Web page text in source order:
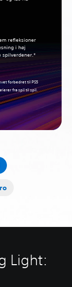
refleksioner
i høj
spilverdener.*
forbedret til PS5
fra spil til spil.
Light: